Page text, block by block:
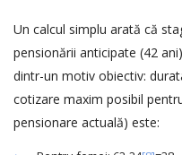
Un calcul simplu arată că
pensionării anticipate (42
dintr-un motiv obiectiv:
cotizare maxim posibil
pensionare actuală) este: